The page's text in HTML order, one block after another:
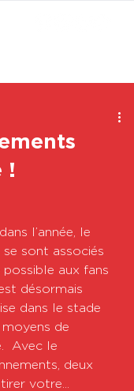
!
l’année, le
sont associés
aux fans
désormais
dans le stade
de
Avec le
deux
votre...